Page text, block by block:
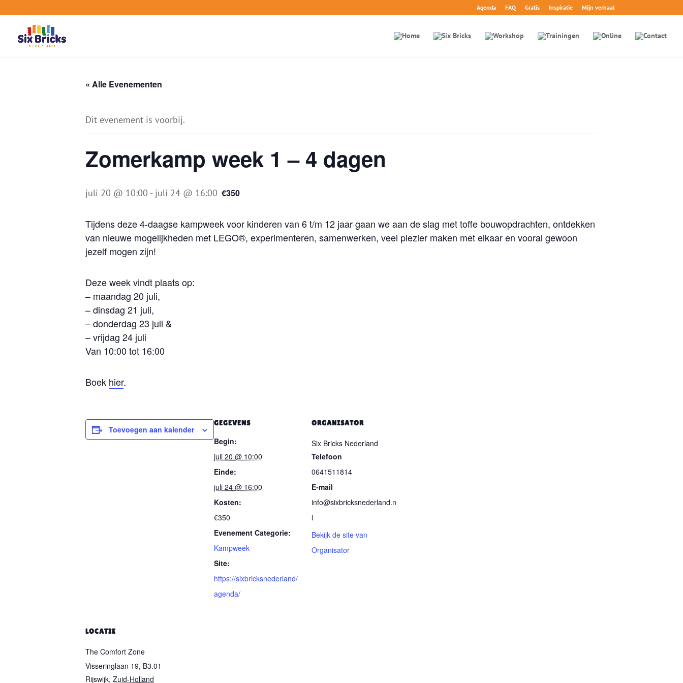
Agenda FAQ Gratis Inspiratie Mijn verhaal
« Alle Evenementen
Dit evenement is voorbij.
Zomerkamp week 1 – 4 dagen
juli 20 @ 10:00 - juli 24 @ 16:00 €350
Tijdens deze 4-daagse kampweek voor kinderen van 6 t/m 12 jaar gaan we aan de slag met toffe bouwopdrachten, ontdekken
van nieuwe mogelijkheden met LEGO®, experimenteren, samenwerken, veel plezier maken met elkaar en vooral gewoon
jezelf mogen zijn!
Deze week vindt plaats op:
– maandag 20 juli,
– dinsdag 21 juli,
– donderdag 23 juli &
– vrijdag 24 juli
Van 10:00 tot 16:00
Boek hier.
Toevoegen aan kalender
GEGEVENS
Begin:
juli 20 @ 10:00
Einde:
juli 24 @ 16:00
Kosten:
€350
Evenement Categorie:
Kampweek
Site:
https://sixbricksnederland/
agenda/
ORGANISATOR
Six Bricks Nederland
Telefoon
0641511814
E-mail
info@sixbricksnederland.n
l
Bekijk de site van
Organisator
LOCATIE
The Comfort Zone
Visseringlaan 19, B3.01
Rijswijk, Zuid-Holland